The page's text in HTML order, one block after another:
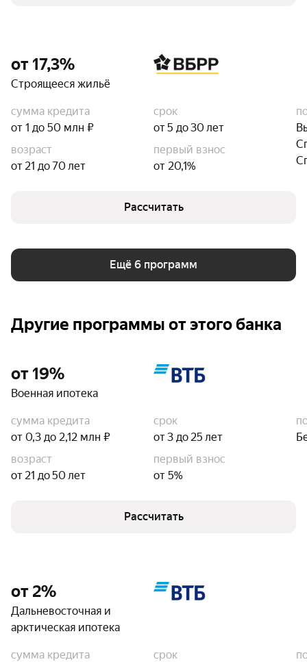
от 17,3%
Строящееся жильё
сумма кредита
от 1 до 50 млн ₽
срок
от 5 до 30 лет
возраст
от 21 до 70 лет
первый взнос
от 20,1%
Рассчитать
Ещё 6 программ
Другие программы от этого банка
от 19%
Военная ипотека
сумма кредита
от 0,3 до 2,12 млн ₽
срок
от 3 до 25 лет
возраст
от 21 до 50 лет
первый взнос
от 5%
Рассчитать
от 2%
Дальневосточная и
арктическая ипотека
сумма кредита
срок